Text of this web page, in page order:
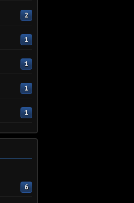
2
1
1
1
1
6